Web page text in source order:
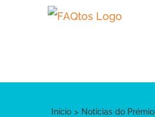
Início Notícias do Prémio